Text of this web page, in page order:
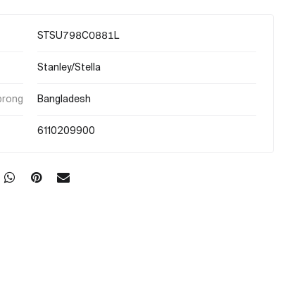
STSU798C0881L
Stanley/Stella
Bangladesh
6110209900